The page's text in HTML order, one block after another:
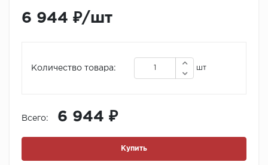
6 944 ₽/шт
Количество товара: шт
Всего: 6 944 ₽
Купить